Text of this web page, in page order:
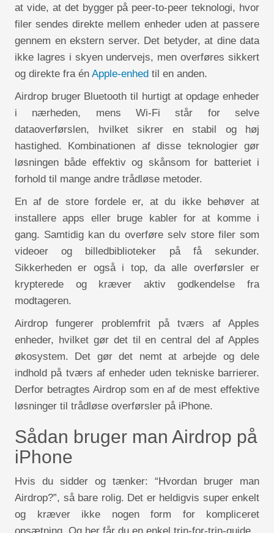
at vide, at det bygger på peer-to-peer teknologi, hvor
filer sendes direkte mellem enheder uden at passere
gennem en ekstern server. Det betyder, at dine data
ikke lagres i skyen undervejs, men overføres sikkert
og direkte fra én Apple-enhed til en anden.
Airdrop bruger Bluetooth til hurtigt at opdage enheder
i nærheden, mens Wi-Fi står for selve
dataoverførslen, hvilket sikrer en stabil og høj
hastighed. Kombinationen af disse teknologier gør
løsningen både effektiv og skånsom for batteriet i
forhold til mange andre trådløse metoder.
En af de store fordele er, at du ikke behøver at
installere apps eller bruge kabler for at komme i
gang. Samtidig kan du overføre selv store filer som
videoer og billedbiblioteker på få sekunder.
Sikkerheden er også i top, da alle overførsler er
krypterede og kræver aktiv godkendelse fra
modtageren.
Airdrop fungerer problemfrit på tværs af Apples
enheder, hvilket gør det til en central del af Apples
økosystem. Det gør det nemt at arbejde og dele
indhold på tværs af enheder uden tekniske barrierer.
Derfor betragtes Airdrop som en af de mest effektive
løsninger til trådløse overførsler på iPhone.
Sådan bruger man Airdrop på
iPhone
Hvis du sidder og tænker: “Hvordan bruger man
Airdrop?”, så bare rolig. Det er heldigvis super enkelt
og kræver ikke nogen form for kompliceret
opsætning. Og her får du en enkel trin-for-trin-guide.